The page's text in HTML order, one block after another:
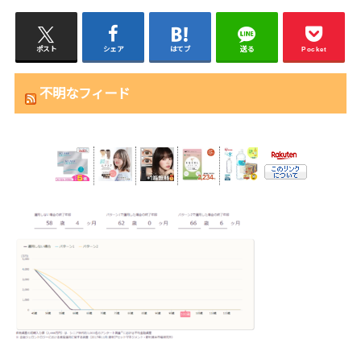
ポスト シェア はてブ 送る Pocket
不明なフィード